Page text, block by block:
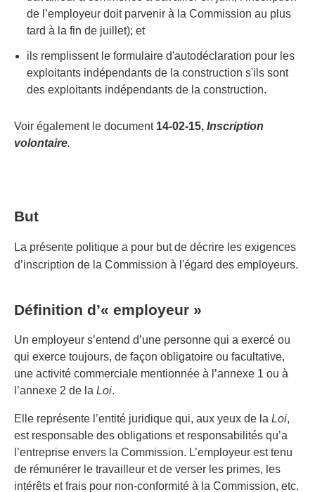
de l’employeur doit parvenir à la Commission au plus
tard à la fin de juillet); et
ils remplissent le formulaire d'autodéclaration pour les
exploitants indépendants de la construction s'ils sont
des exploitants indépendants de la construction.
Voir également le document 14-02-15, Inscription
volontaire.
But
La présente politique a pour but de décrire les exigences
d’inscription de la Commission à l'égard des employeurs.
Définition d’« employeur »
Un employeur s’entend d’une personne qui a exercé ou
qui exerce toujours, de façon obligatoire ou facultative,
une activité commerciale mentionnée à l’annexe 1 ou à
l’annexe 2 de la Loi.
Elle représente l’entité juridique qui, aux yeux de la Loi,
est responsable des obligations et responsabilités qu’a
l’entreprise envers la Commission. L’employeur est tenu
de rémunérer le travailleur et de verser les primes, les
intérêts et frais pour non-conformité à la Commission, etc.